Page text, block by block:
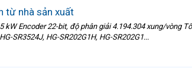
từ nhà sản xuất
kW Encoder 22-bit, độ phân giải 4.194.304 xung/vòng
SR3524J, HG-SR202G1H, HG-SR202G1...